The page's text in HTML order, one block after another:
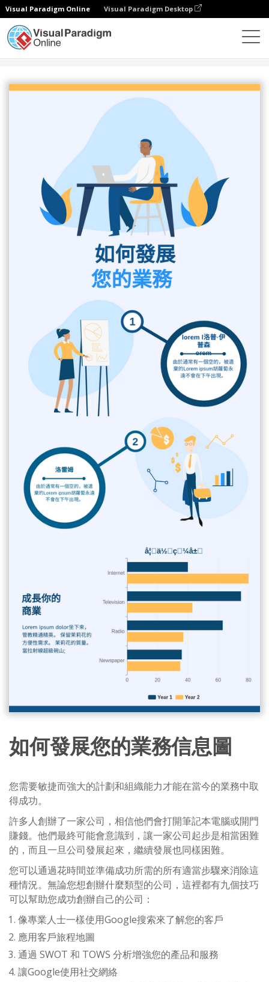
Visual Paradigm Online Visual Paradigm Desktop
如何發展您的業務信息圖
您需要敏捷而強大的計劃和組織能力才能在當今的業務中取
得成功。
許多人創辦了一家公司，相信他們會打開筆記本電腦或開門
賺錢。他們最終可能會意識到，讓一家公司起步是相當困難
的，而且一旦公司發展起來，繼續發展也同樣困難。
您可以通過花時間並準備成功所需的所有適當步驟來消除這
種情況。無論您想創辦什麼類型的公司，這裡都有九個技巧
可以幫助您成功創辦自己的公司：
像專業人士一樣使用Google搜索來了解您的客戶
應用客戶旅程地圖
通過 SWOT 和 TOWS 分析增強您的產品和服務
讓Google使用社交網絡